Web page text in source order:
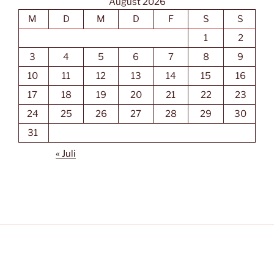
M
D M D F S
S
1
2
3
4 5 6 7 8
9
10
11 12 13 14 15
16
17
18 19 20 21 22
23
24
25 26 27 28 29
30
31
« Juli